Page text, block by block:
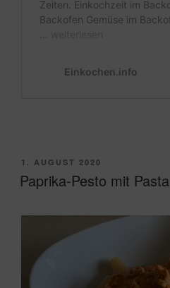
VERÖFFENTLICHT
AM
1. AUGUST 2020
Paprika-Pesto mit Pasta